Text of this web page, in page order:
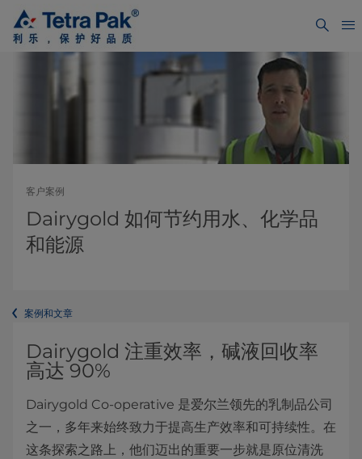
客户案例
Dairygold 如何节约用水、化学品
和能源
案例和文章
Dairygold 注重效率，碱液回收率
高达 90%
Dairygold Co-operative 是爱尔兰领先的乳制品公司
之一，多年来始终致力于提高生产效率和可持续性。在
这条探索之路上，他们迈出的重要一步就是原位清洗